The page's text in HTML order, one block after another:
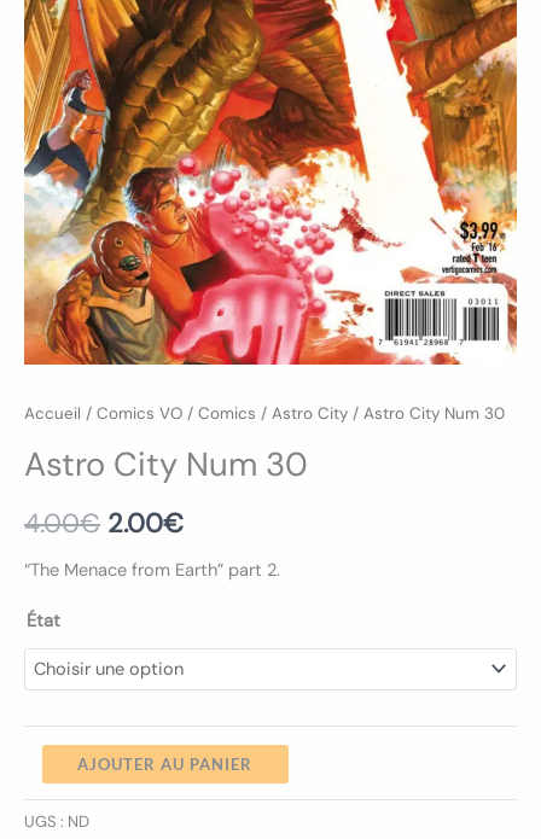
Accueil / Comics VO / Comics / Astro City / Astro City Num 30
Astro City Num 30
4.00€ 2.00€
“The Menace from Earth” part 2.
État
AJOUTER AU PANIER
UGS : ND